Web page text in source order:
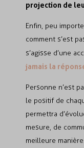
projection de
Enfin, peu
comment s’est
s’agisse d’une
jamais la
Personne n’est
le positif de
permettra
mesure, de
meilleure